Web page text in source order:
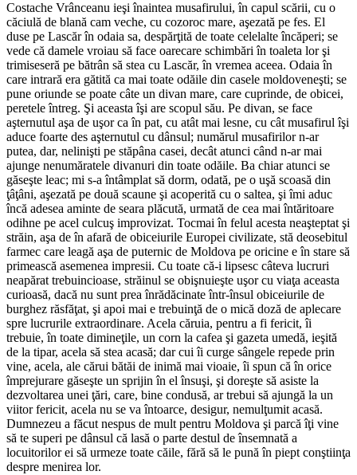
Costache Vrânceanu ieşi înaintea musafirului, în capul scării, cu o
căciulă de blană cam veche, cu cozoroc mare, aşezată pe fes. El
duse pe Lascăr în odaia sa, despărţită de toate celelalte încăperi; se
vede că damele vroiau să face oarecare schimbări în toaleta lor şi
trimiseseră pe bătrân să stea cu Lascăr, în vremea aceea. Odaia în
care intrară era gătită ca mai toate odăile din casele moldoveneşti; se
pune oriunde se poate câte un divan mare, care cuprinde, de obicei,
peretele întreg. Şi aceasta îşi are scopul său. Pe divan, se face
aşternutul aşa de uşor ca în pat, cu atât mai lesne, cu cât musafirul îşi
aduce foarte des aşternutul cu dânsul; numărul musafirilor n-ar
putea, dar, nelinişti pe stăpâna casei, decât atunci când n-ar mai
ajunge nenumăratele divanuri din toate odăile. Ba chiar atunci se
găseşte leac; mi s-a întâmplat să dorm, odată, pe o uşă scoasă din
ţâţâni, aşezată pe două scaune şi acoperită cu o saltea, şi îmi aduc
încă adesea aminte de seara plăcută, urmată de cea mai întăritoare
odihne pe acel culcuş improvizat. Tocmai în felul acesta neaşteptat şi
străin, aşa de în afară de obiceiurile Europei civilizate, stă deosebitul
farmec care leagă aşa de puternic de Moldova pe oricine e în stare să
primească asemenea impresii. Cu toate că-i lipsesc câteva lucruri
neapărat trebuincioase, străinul se obişnuieşte uşor cu viaţa aceasta
curioasă, dacă nu sunt prea înrădăcinate într-însul obiceiurile de
burghez răsfăţat, şi apoi mai e trebuinţă de o mică doză de aplecare
spre lucrurile extraordinare. Acela căruia, pentru a fi fericit, îi
trebuie, în toate dimineţile, un corn la cafea şi gazeta umedă, ieşită
de la tipar, acela să stea acasă; dar cui îi curge sângele repede prin
vine, acela, ale cărui bătăi de inimă mai vioaie, îi spun că în orice
împrejurare găseşte un sprijin în el însuşi, şi doreşte să asiste la
dezvoltarea unei ţări, care, bine condusă, ar trebui să ajungă la un
viitor fericit, acela nu se va întoarce, desigur, nemulţumit acasă.
Dumnezeu a făcut nespus de mult pentru Moldova şi parcă îţi vine
să te superi pe dânsul că lasă o parte destul de însemnată a
locuitorilor ei să urmeze toate căile, fără să le pună în piept conştiinţa
despre menirea lor.